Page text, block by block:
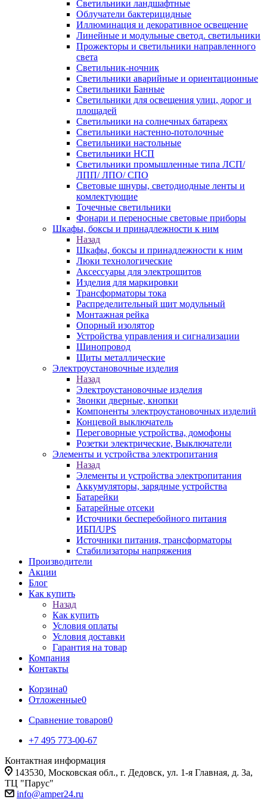
Светильники ландшафтные
Облучатели бактерицидные
Иллюминация и декоративное освещение
Линейные и модульные светод. светильники
Прожекторы и светильники направленного
света
Светильник-ночник
Светильники аварийные и ориентационные
Светильники Банные
Светильники для освещения улиц, дорог и
площадей
Светильники на солнечных батареях
Светильники настенно-потолочные
Светильники настольные
Светильники НСП
Светильники промышленные типа ЛСП/
ЛПП/ ЛПО/ СПО
Световые шнуры, светодиодные ленты и
комлектующие
Точечные светильники
Фонари и переносные световые приборы
Шкафы, боксы и принадлежности к ним
Назад
Шкафы, боксы и принадлежности к ним
Люки технологические
Аксессуары для электрощитов
Изделия для маркировки
Трансформаторы тока
Распределительный щит модульный
Монтажная рейка
Опорный изолятор
Устройства управления и сигнализации
Шинопровод
Щиты металлические
Электроустановочные изделия
Назад
Электроустановочные изделия
Звонки дверные, кнопки
Компоненты электроустановочных изделий
Концевой выключатель
Переговорные устройства, домофоны
Розетки электрические, Выключатели
Элементы и устройства электропитания
Назад
Элементы и устройства электропитания
Аккумуляторы, зарядные устройства
Батарейки
Батарейные отсеки
Источники бесперебойного питания
ИБП/UPS
Источники питания, трансформаторы
Стабилизаторы напряжения
Производители
Акции
Блог
Как купить
Назад
Как купить
Условия оплаты
Условия доставки
Гарантия на товар
Компания
Контакты
Корзина0
Отложенные0
Сравнение товаров0
+7 495 773-00-67
Контактная информация
143530, Московская обл., г. Дедовск, ул. 1-я Главная, д. 3а,
ТЦ "Парус"
info@amper24.ru